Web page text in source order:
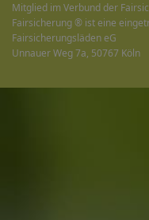
Mitglied im Verbund der
Fairsicherung ® ist eine
Fairsicherungsläden eG
Unnauer Weg 7a, 50767 Köln